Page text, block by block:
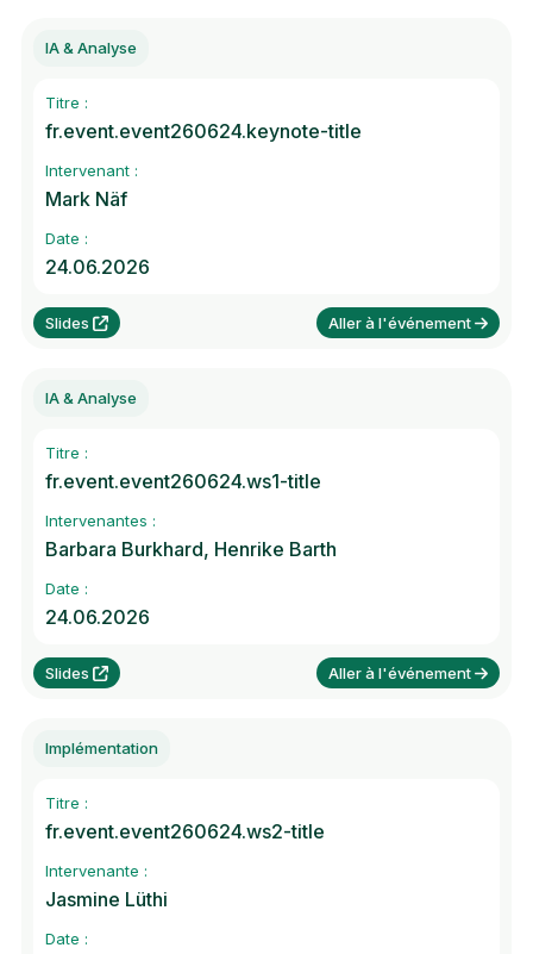
IA & Analyse
Titre :
fr.event.event260624.keynote-title
Intervenant :
Mark Näf
Date :
24.06.2026
Slides Aller à l'événement
IA & Analyse
Titre :
fr.event.event260624.ws1-title
Intervenantes :
Barbara Burkhard, Henrike Barth
Date :
24.06.2026
Slides Aller à l'événement
Implémentation
Titre :
fr.event.event260624.ws2-title
Intervenante :
Jasmine Lüthi
Date :